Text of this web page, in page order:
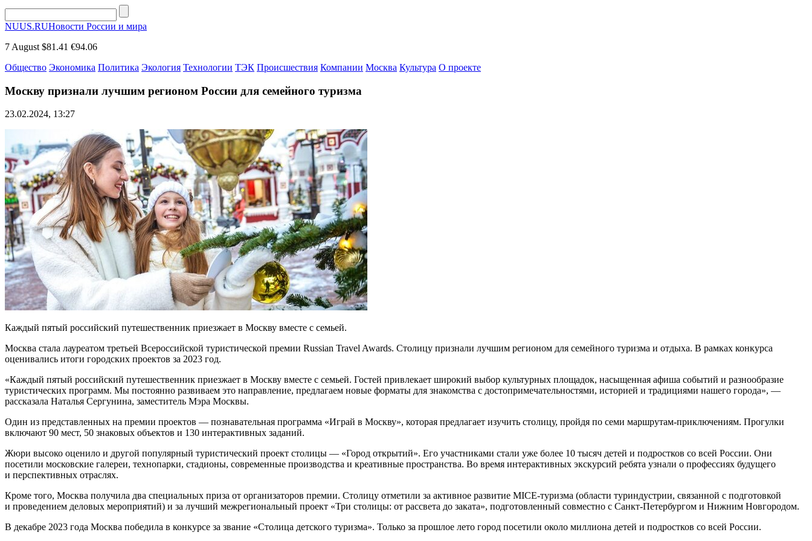
NUUS.RUНовости России и мира
7 August $81.41 €94.06
Общество Экономика Политика Экология Технологии ТЭК Происшествия Компании Москва Культура О проекте
Москву признали лучшим регионом России для семейного туризма
23.02.2024, 13:27
Каждый пятый российский путешественник приезжает в Москву вместе с семьей.
Москва стала лауреатом третьей Всероссийской туристической премии Russian Travel Awards. Столицу признали лучшим регионом для семейного туризма и отдыха. В рамках конкурса
оценивались итоги городских проектов за 2023 год.
«Каждый пятый российский путешественник приезжает в Москву вместе с семьей. Гостей привлекает широкий выбор культурных площадок, насыщенная афиша событий и разнообразие
туристических программ. Мы постоянно развиваем это направление, предлагаем новые форматы для знакомства с достопримечательностями, историей и традициями нашего города», —
рассказала Наталья Сергунина, заместитель Мэра Москвы.
Один из представленных на премии проектов — познавательная программа «Играй в Москву», которая предлагает изучить столицу, пройдя по семи маршрутам-приключениям. Прогулки
включают 90 мест, 50 знаковых объектов и 130 интерактивных заданий.
Жюри высоко оценило и другой популярный туристический проект столицы — «Город открытий». Его участниками стали уже более 10 тысяч детей и подростков со всей России. Они
посетили московские галереи, технопарки, стадионы, современные производства и креативные пространства. Во время интерактивных экскурсий ребята узнали о профессиях будущего
и перспективных отраслях.
Кроме того, Москва получила два специальных приза от организаторов премии. Столицу отметили за активное развитие MICE-туризма (области туриндустрии, связанной с подготовкой
и проведением деловых мероприятий) и за лучший межрегиональный проект «Три столицы: от рассвета до заката», подготовленный совместно с Санкт-Петербургом и Нижним Новгородом.
В декабре 2023 года Москва победила в конкурсе за звание «Столица детского туризма». Только за прошлое лето город посетили около миллиона детей и подростков со всей России.